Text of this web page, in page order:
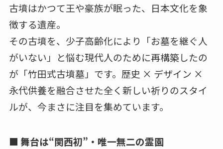
古墳はかつて王や豪族が眠った、日本文化を象
徴する遺産。
その古墳を、少子高齢化により「お墓を継ぐ人
がいない」と悩む現代人のために再構築したの
が「竹田式古墳墓」です。歴史 × デザイン ×
永代供養を融合させた全く新しい祈りのスタイ
ルが、今まさに注目を集めています。
■ 舞台は“関西初”・唯一無二の霊園